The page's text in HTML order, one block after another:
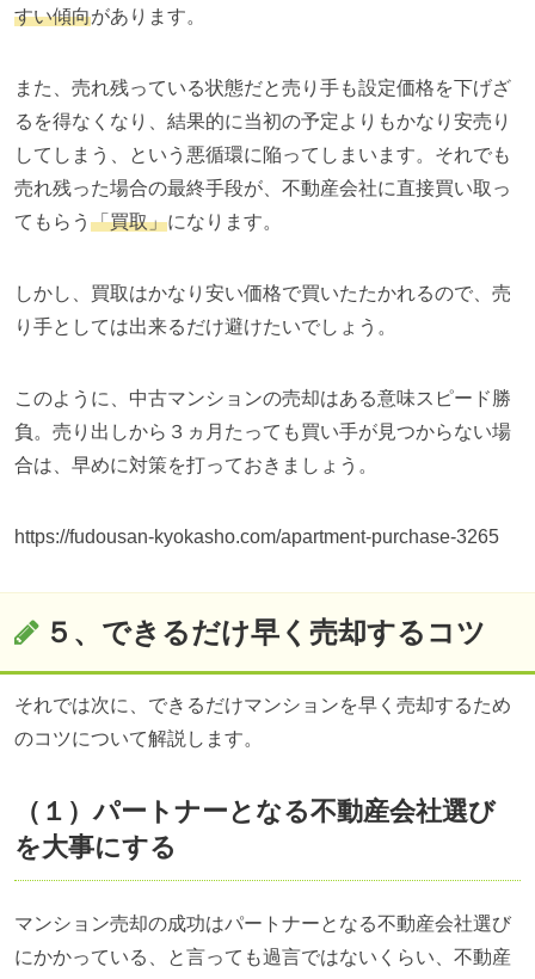
すい傾向があります。
また、売れ残っている状態だと売り手も設定価格を下げざ
るを得なくなり、結果的に当初の予定よりもかなり安売り
してしまう、という悪循環に陥ってしまいます。それでも
売れ残った場合の最終手段が、不動産会社に直接買い取っ
てもらう 「買取」になります。
しかし、買取はかなり安い価格で買いたたかれるので、売
り手としては出来るだけ避けたいでしょう。
このように、中古マンションの売却はある意味スピード勝
負。売り出しから３ヵ月たっても買い手が見つからない場
合は、早めに対策を打っておきましょう。
https://fudousan-kyokasho.com/apartment-purchase-3265
５、できるだけ早く売却するコツ
それでは次に、できるだけマンションを早く売却するため
のコツについて解説します。
（１）パートナーとなる不動産会社選び
を大事にする
マンション売却の成功はパートナーとなる不動産会社選び
にかかっている、と言っても過言ではないくらい、不動産